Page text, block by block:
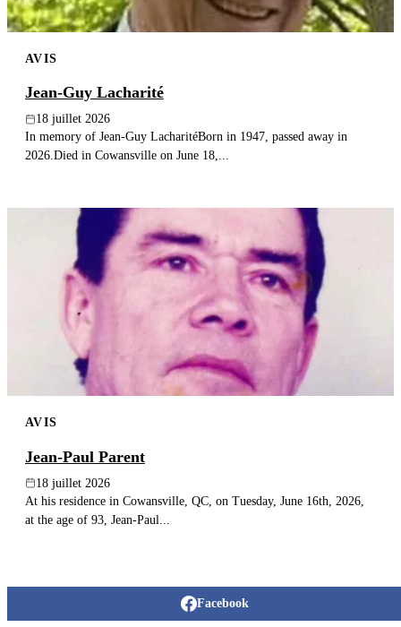
AVIS
Jean-Guy Lacharité
18 juillet 2026
In memory of Jean-Guy LacharitéBorn in 1947, passed away in
2026.Died in Cowansville on June 18,...
AVIS
Jean-Paul Parent
18 juillet 2026
At his residence in Cowansville, QC, on Tuesday, June 16th, 2026,
at the age of 93, Jean-Paul...
Facebook